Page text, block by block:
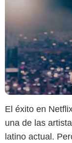
El éxito en
una de las
latino actual.